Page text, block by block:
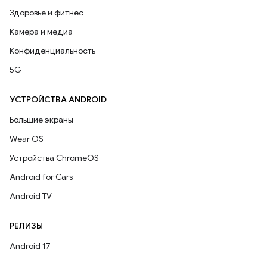
Здоровье и фитнес
Камера и медиа
Конфиденциальность
5G
УСТРОЙСТВА ANDROID
Большие экраны
Wear OS
Устройства ChromeOS
Android for Cars
Android TV
РЕЛИЗЫ
Android 17